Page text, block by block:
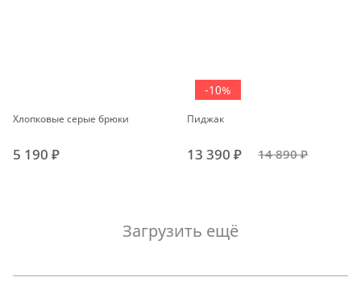
Хлопковые серые брюки
5 190 ₽
-10%
Пиджак
13 390 ₽ 14 890 ₽
Загрузить ещё